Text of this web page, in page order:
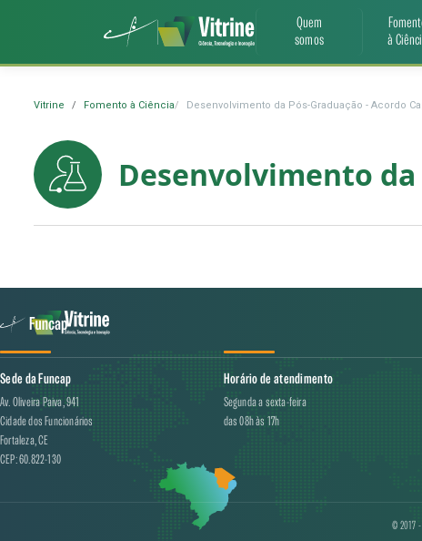
Quem
somos
à
Vitrine Fomento à Ciência Desenvolvimento da Pós-Graduação - Acordo
Desenvolvimento da
Sede da Funcap
Av. Oliveira Paiva, 941
Cidade dos Funcionários
Fortaleza, CE
CEP: 60.822-130
Horário de atendimento
Segunda a sexta-feira
das 08h às 17h
© 2017